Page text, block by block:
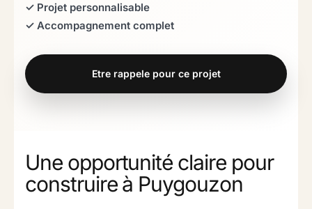
✓ Projet personnalisable
✓ Accompagnement complet
Etre rappele pour ce projet
Une opportunité claire pour
construire à Puygouzon